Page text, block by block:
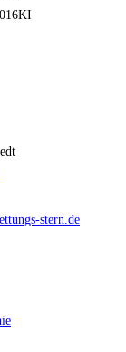
stern.de